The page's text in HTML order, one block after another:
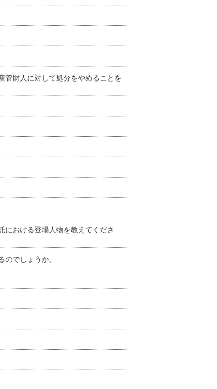
管財人に対して処分をやめることを
における登場人物を教えてくださ
でしょうか。